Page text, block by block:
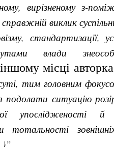
вирізненому з-
виклик
стандартизації,
влади
місці
тим головним
ситуацію
упослідженості
тотальності